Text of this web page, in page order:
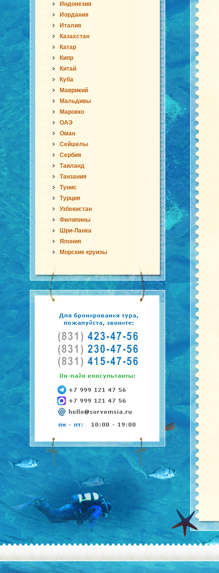
Индонезия
Иордания
Италия
Казахстан
Катар
Кипр
Китай
Куба
Маврикий
Мальдивы
Марокко
ОАЭ
Оман
Сейшелы
Сербия
Таиланд
Танзания
Тунис
Турция
Узбекистан
Филипины
Шри-Ланка
Япония
Морские круизы